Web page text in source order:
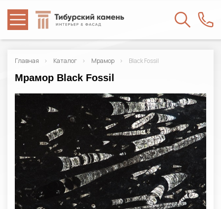
Главная Каталог Мрамор Black Fossil
Мрамор Black Fossil